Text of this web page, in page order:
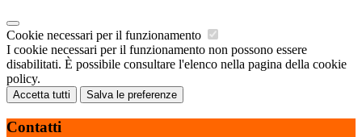
Cookie necessari per il funzionamento
I cookie necessari per il funzionamento non possono essere
disabilitati. È possibile consultare l'elenco nella pagina della cookie
policy.
Accetta tutti Salva le preferenze
Contatti